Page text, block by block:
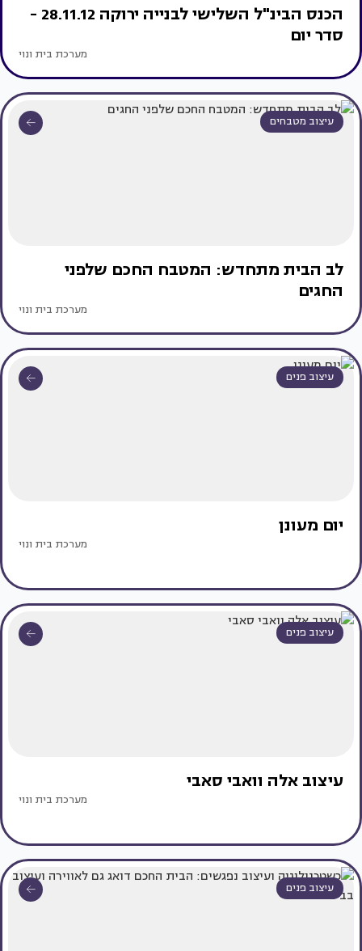
הכנס הבינ"ל השלישי לבנייה ירוקה 28.11.12 -
סדר יום
מערכת בית ונוי
עיצוב מטבחים
לב הבית מתחדש: המטבח החכם שלפני
החגים
מערכת בית ונוי
עיצוב פנים
יום מעונן
מערכת בית ונוי
עיצוב פנים
עיצוב אלה וואבי סאבי
מערכת בית ונוי
עיצוב פנים